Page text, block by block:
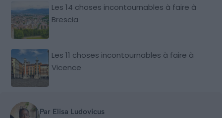
Les 14 choses incontournables à faire à
Brescia
Les 11 choses incontournables à faire à
Vicence
Par Elisa Ludovicus